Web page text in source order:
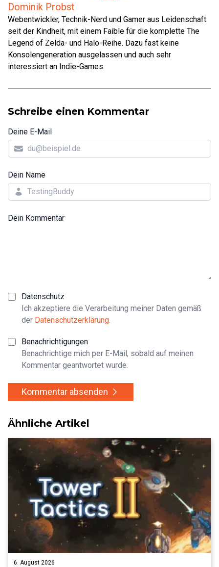
Dominik Probst
Webentwickler, Technik-Nerd und Gamer aus Leidenschaft
seit der Kindheit, mit einem Faible für die komplette The
Legend of Zelda- und Halo-Reihe. Dazu fast keine
Konsolengeneration ausgelassen und auch sehr
interessiert an Indie-Games.
Schreibe einen Kommentar
Deine E-Mail
Dein Name
Dein Kommentar
Datenschutz
Ich akzeptiere die Verarbeitung meiner Daten gemäß
der Datenschutzerklärung
Benachrichtigungen
Benachrichtige mich per E-Mail, sobald auf meinen
Kommentar geantwortet wurde.
Kommentar absenden
Ähnliche Artikel
6. August 2026